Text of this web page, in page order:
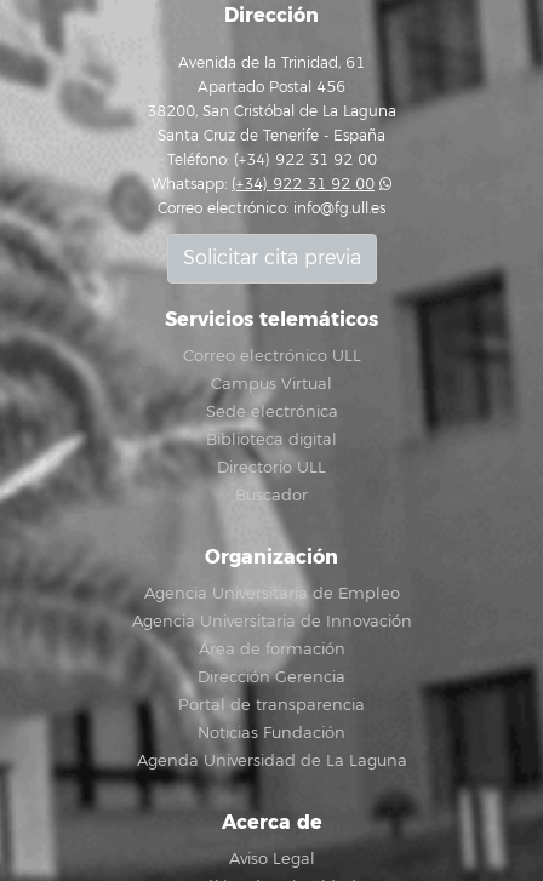
Dirección
Avenida de la Trinidad, 61
Apartado Postal 456
38200, San Cristóbal de La Laguna
Santa Cruz de Tenerife - España
Teléfono: (+34) 922 31 92 00
Whatsapp: (+34) 922 31 92 00
Correo electrónico: info@fg.ull.es
Solicitar cita previa
Servicios telemáticos
Correo electrónico ULL
Campus Virtual
Sede electrónica
Biblioteca digital
Directorio ULL
Buscador
Organización
Agencia Universitaria de Empleo
Agencia Universitaria de Innovación
Área de formación
Dirección Gerencia
Portal de transparencia
Noticias Fundación
Agenda Universidad de La Laguna
Acerca de
Aviso Legal